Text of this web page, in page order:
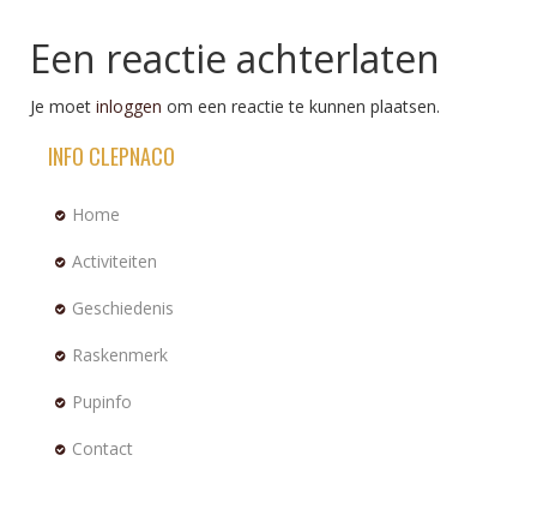
Een reactie achterlaten
Je moet inloggen om een reactie te kunnen plaatsen.
INFO CLEPNACO
Home
Activiteiten
Geschiedenis
Raskenmerk
Pupinfo
Contact